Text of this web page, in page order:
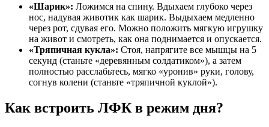
«Шарик»: Ложимся на спину. Вдыхаем глубоко через
нос, надувая животик как шарик. Выдыхаем медленно
через рот, сдувая его. Можно положить мягкую игрушку
на живот и смотреть, как она поднимается и опускается.
«Тряпичная кукла»: Стоя, напрягите все мышцы на 5
секунд (станьте «деревянным солдатиком»), а затем
полностью расслабьтесь, мягко «уронив» руки, голову,
согнув колени (станьте «тряпичной куклой»).
Как встроить ЛФК в режим дня?